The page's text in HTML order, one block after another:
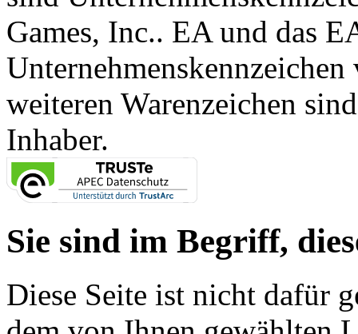
Games, Inc.. EA und das
weiteren Warenzeichen
Inhaber.
Sie sind im Begriff,
Diese Seite ist nicht dafür